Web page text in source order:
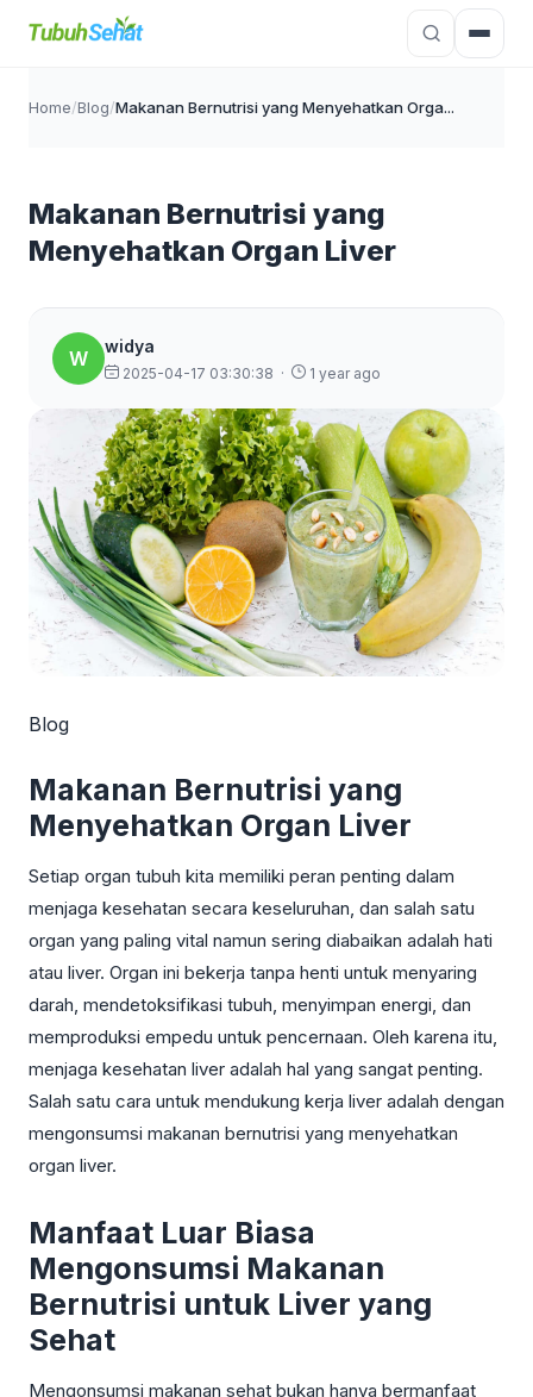
Home/Blog/Makanan Bernutrisi yang Menyehatkan Orga...
Makanan Bernutrisi yang
Menyehatkan Organ Liver
W
widya
2025-04-17 03:30:38 · 1 year ago
Blog
Makanan Bernutrisi yang
Menyehatkan Organ Liver
Setiap organ tubuh kita memiliki peran penting dalam
menjaga kesehatan secara keseluruhan, dan salah satu
organ yang paling vital namun sering diabaikan adalah hati
atau liver. Organ ini bekerja tanpa henti untuk menyaring
darah, mendetoksifikasi tubuh, menyimpan energi, dan
memproduksi empedu untuk pencernaan. Oleh karena itu,
menjaga kesehatan liver adalah hal yang sangat penting.
Salah satu cara untuk mendukung kerja liver adalah dengan
mengonsumsi makanan bernutrisi yang menyehatkan
organ liver.
Manfaat Luar Biasa
Mengonsumsi Makanan
Bernutrisi untuk Liver yang
Sehat
Mengonsumsi makanan sehat bukan hanya bermanfaat